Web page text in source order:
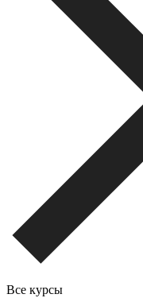
Все курсы